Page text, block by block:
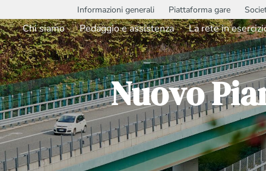
Informazioni generali Piattaforma gare
Chi siamo Pedaggio e assistenza La rete in
Nuovo